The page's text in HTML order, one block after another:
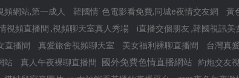
頻網站,第一成人 韓國情˙色電影看免費,同城e夜情交友網
黃
視頻直播間 ,視頻聊天室真人秀場 i直播交個朋友 ,韓國視訊美
直播間 真愛旅舍視頻聊天室 美女福利裸聊直播間
台灣真
站 真人午夜裸聊直播間 國外免費色情直播網站 約炮交友